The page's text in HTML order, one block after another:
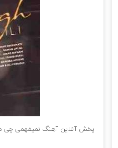
پخش آنلاین آهنگ نمیفهمی چی